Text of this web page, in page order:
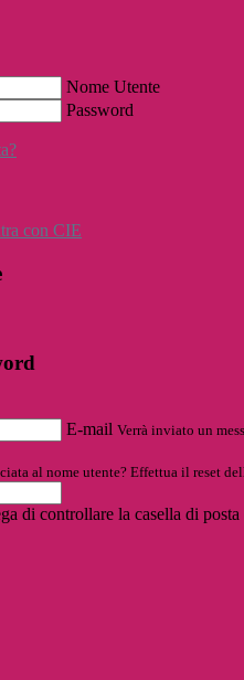
Nome Utente
Password
con CIE
E-mail Verrà inviato un
al nome utente? Effettua il reset
di controllare la casella di posta